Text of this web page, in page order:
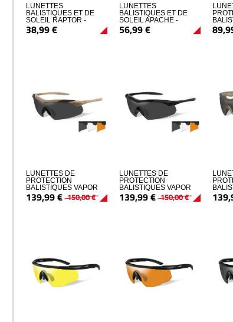
LUNETTES
BALISTIQUES ET DE
SOLEIL RAPTOR -
SWISSEYE
38,99€
LUNETTES
BALISTIQUES ET DE
SOLEIL APACHE -
SWISSEYE
56,99€ 89,
LUNETTES DE
PROTECTION
BALISTIQUES VAPOR
TAN ECRANS
FUME/INCOLORE/ORANGE
139,99€ 150,00€
LUNETTES DE
PROTECTION
BALISTIQUES VAPOR
ECRANS NOIR
FUME/INCOLORE/ORANGE
139,99€ 150,00€ 139,